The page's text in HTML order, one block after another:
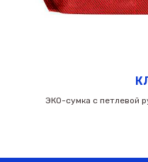
ЭКО-сумка с петлевой